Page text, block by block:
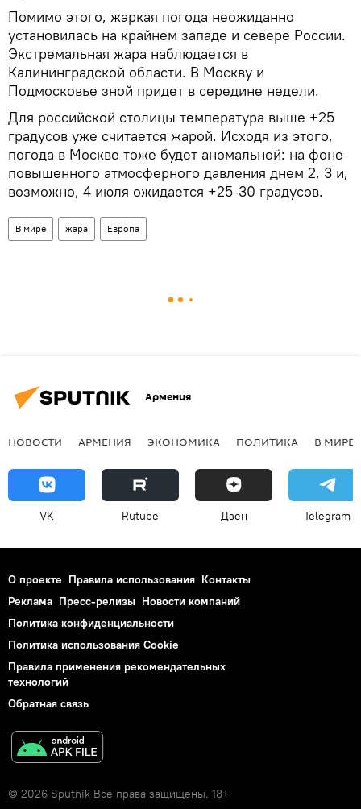
Помимо этого, жаркая погода неожиданно
установилась на крайнем западе и севере России.
Экстремальная жара наблюдается в
Калининградской области. В Москву и
Подмосковье зной придет в середине недели.
Для российской столицы температура выше +25
градусов уже считается жарой. Исходя из этого,
погода в Москве тоже будет аномальной: на фоне
повышенного атмосферного давления днем 2, 3 и,
возможно, 4 июля ожидается +25-30 градусов.
В мире жара Европа
Армения
НОВОСТИ АРМЕНИЯ ЭКОНОМИКА ПОЛИТИКА В МИРЕ
VK Rutube Дзен Telegram
О проекте Правила использования Контакты
Реклама Пресс-релизы Новости компаний
Политика конфиденциальности
Политика использования Cookie
Правила применения рекомендательных
технологий
Обратная связь
© 2026 Sputnik Все права защищены. 18+